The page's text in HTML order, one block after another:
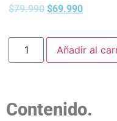
$79.990 $69.990
Añadir al
Contenido.